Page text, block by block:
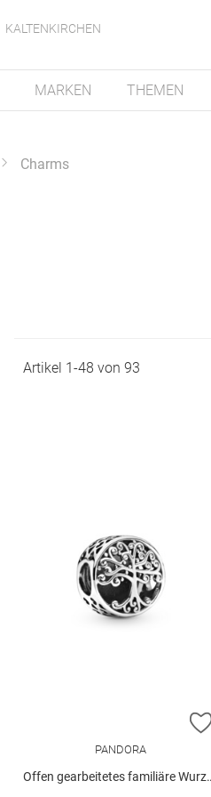
KALTENKIRCHEN
MARKEN THEMEN
Charms
Artikel 1-48 von 93
PANDORA
Offen gearbeitetes familiäre Wurzeln Charm